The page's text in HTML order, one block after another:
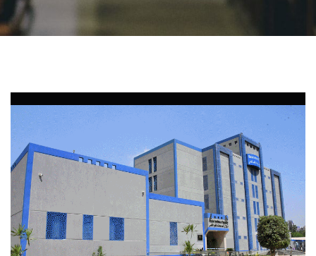
تواصل معنا
هيئة التدريس
الدراسات العليا
الخريجين
الموظفون